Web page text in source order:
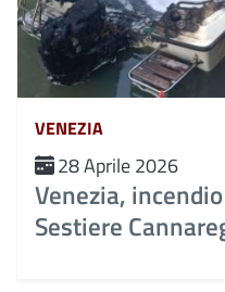
VENEZIA
28 Aprile 2026
Venezia,
Sestiere